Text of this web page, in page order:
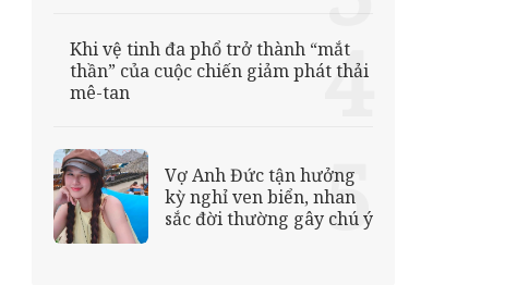
Khi vệ tinh đa phổ trở thành “mắt
thần” của cuộc chiến giảm phát thải
mê-tan
Vợ Anh Đức tận hưởng
kỳ nghỉ ven biển, nhan
sắc đời thường gây chú ý